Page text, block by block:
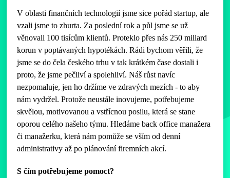
V oblasti finančních technologií jsme sice pořád startup, ale
vzali jsme to zhurta. Za poslední rok a půl jsme se už
věnovali 100 tisícům klientů. Proteklo přes nás 250 miliard
korun v poptávaných hypotékách. Rádi bychom věřili, že
jsme se do čela českého trhu v tak krátkém čase dostali i
proto, že jsme pečliví a spolehliví. Náš růst navíc
nezpomaluje, jen ho držíme ve zdravých mezích - to aby
nám vydržel. Protože neustále inovujeme, potřebujeme
skvělou, motivovanou a vstřícnou posilu, která se stane
oporou celého našeho týmu. Hledáme back office manažera
či manažerku, která nám pomůže se vším od denní
administrativy až po plánování firemních akcí.
S čím potřebujeme pomoct?